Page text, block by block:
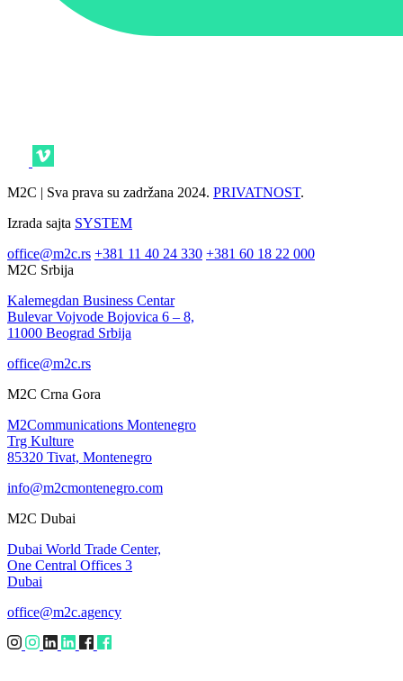
M2C | Sva prava su zadržana 2024. PRIVATNOST.
Izrada sajta SYSTEM
office@m2c.rs +381 11 40 24 330 +381 60 18 22 000
M2C Srbija
Kalemegdan Business Centar
Bulevar Vojvode Bojovica 6 – 8,
11000 Beograd Srbija
office@m2c.rs
M2C Crna Gora
M2Communications Montenegro
Trg Kulture
85320 Tivat, Montenegro
info@m2cmontenegro.com
M2C Dubai
Dubai World Trade Center,
One Central Offices 3
Dubai
office@m2c.agency